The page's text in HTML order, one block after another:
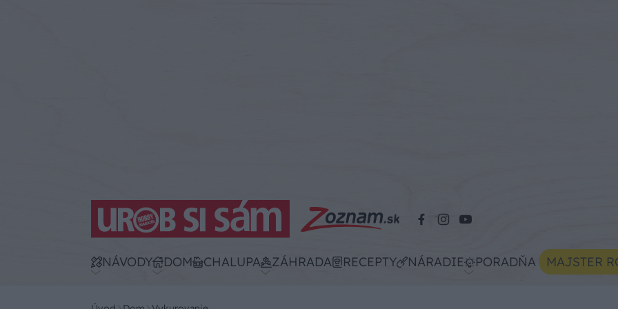
NÁVODY DOM CHALUPA ZÁHRADA RECEPTY NÁRADIE PORADŇA MAJSTER